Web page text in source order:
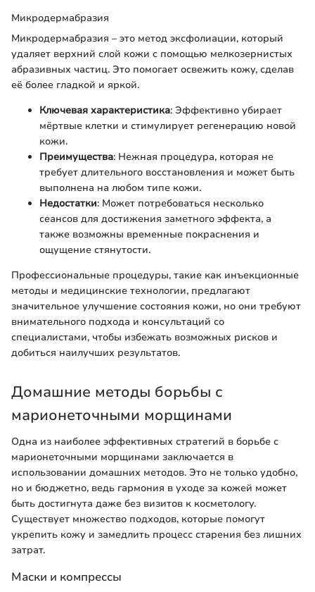
Микродермабразия
Микродермабразия – это метод эксфолиации, который
удаляет верхний слой кожи с помощью мелкозернистых
абразивных частиц. Это помогает освежить кожу, сделав
её более гладкой и яркой.
Ключевая характеристика: Эффективно убирает
мёртвые клетки и стимулирует регенерацию новой
кожи.
Преимущества: Нежная процедура, которая не
требует длительного восстановления и может быть
выполнена на любом типе кожи.
Недостатки: Может потребоваться несколько
сеансов для достижения заметного эффекта, а
также возможны временные покраснения и
ощущение стянутости.
Профессиональные процедуры, такие как инъекционные
методы и медицинские технологии, предлагают
значительное улучшение состояния кожи, но они требуют
внимательного подхода и консультаций со
специалистами, чтобы избежать возможных рисков и
добиться наилучших результатов.
Домашние методы борьбы с
марионеточными морщинами
Одна из наиболее эффективных стратегий в борьбе с
марионеточными морщинами заключается в
использовании домашних методов. Это не только удобно,
но и бюджетно, ведь гармония в уходе за кожей может
быть достигнута даже без визитов к косметологу.
Существует множество подходов, которые помогут
укрепить кожу и замедлить процесс старения без лишних
затрат.
Маски и компрессы